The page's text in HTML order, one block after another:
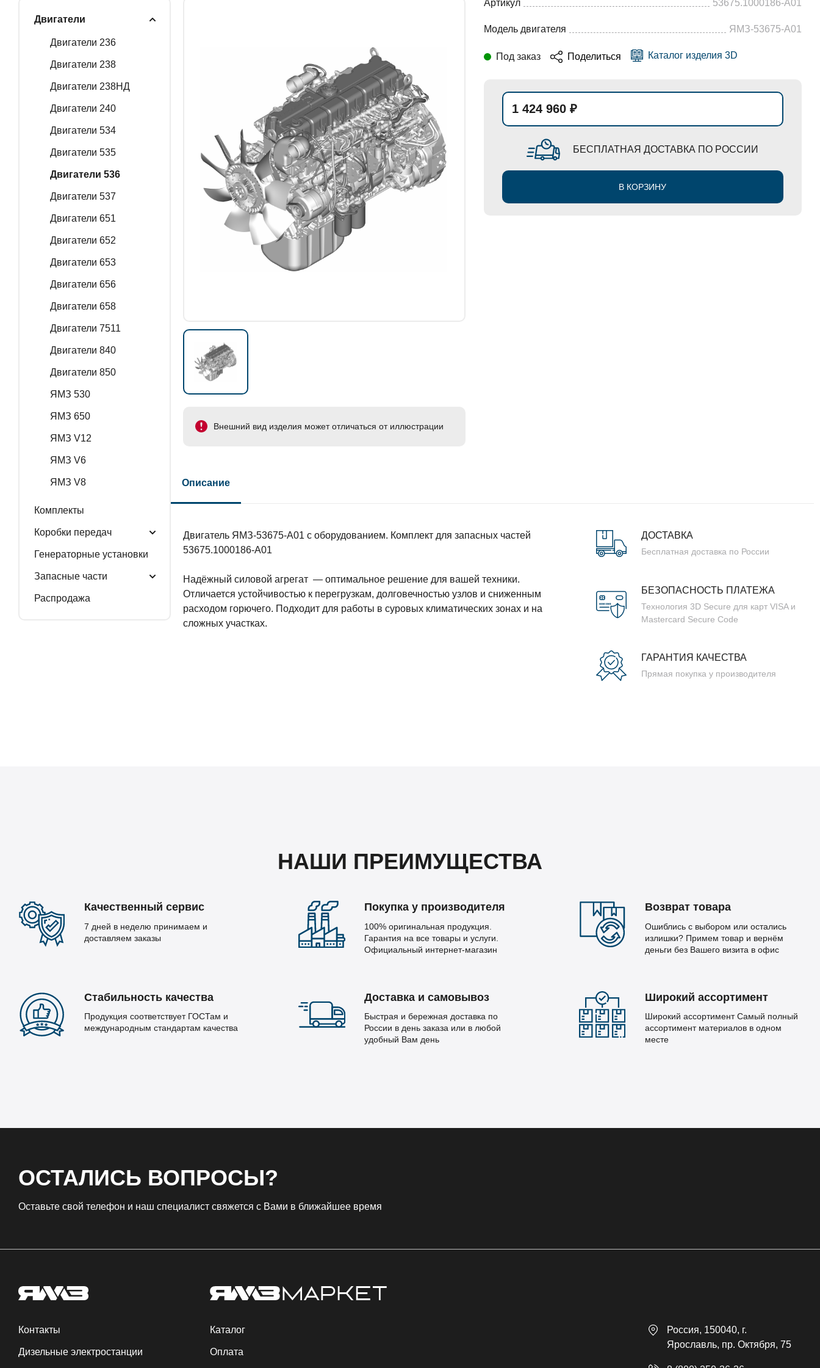
РАСПРОДАЖА
Двигатели
Двигатели 236
Двигатели 238
Двигатели 238НД
Двигатели 240
Двигатели 534
Двигатели 535
Двигатели 536
Двигатели 537
Двигатели 651
Двигатели 652
Двигатели 653
Двигатели 656
Двигатели 658
Двигатели 7511
Двигатели 840
Двигатели 850
ЯМЗ 530
ЯМЗ 650
ЯМЗ V12
ЯМЗ V6
ЯМЗ V8
Комплекты
Коробки передач
Генераторные установки
Запасные части
Распродажа
Внешний вид изделия может отличаться от иллюстрации
Артикул 53675.1000186-А01
Модель двигателя ЯМЗ-53675-А01
Под заказ Поделиться Каталог изделия 3D
1 424 960 ₽
БЕСПЛАТНАЯ ДОСТАВКА ПО РОССИИ
В КОРЗИНУ
Описание
Двигатель ЯМЗ-53675-А01 с оборудованием. Комплект для запасных частей
53675.1000186-А01
Надёжный силовой агрегат — оптимальное решение для вашей техники.
Отличается устойчивостью к перегрузкам, долговечностью узлов и сниженным
расходом горючего. Подходит для работы в суровых климатических зонах и на
сложных участках.
ДОСТАВКА
Бесплатная доставка по России
БЕЗОПАСНОСТЬ ПЛАТЕЖА
Технология 3D Secure для карт VISA и
Mastercard Secure Code
ГАРАНТИЯ КАЧЕСТВА
Прямая покупка у производителя
НАШИ ПРЕИМУЩЕСТВА
Качественный сервис
7 дней в неделю принимаем и
доставляем заказы
Покупка у производителя
100% оригинальная продукция.
Гарантия на все товары и услуги.
Официальный интернет-магазин
Возврат товара
Ошиблись с выбором или остались
излишки? Примем товар и вернём
деньги без Вашего визита в офис
Стабильность качества
Продукция соответствует ГОСТам и
международным стандартам качества
Доставка и самовывоз
Быстрая и бережная доставка по
России в день заказа или в любой
удобный Вам день
Широкий ассортимент
Широкий ассортимент Самый полный
ассортимент материалов в одном
месте
ОСТАЛИСЬ ВОПРОСЫ?
Оставьте свой телефон и наш специалист свяжется с Вами в ближайшее время
Контакты
Дизельные электростанции
Каталог
Оплата
Россия, 150040, г.
Ярославль, пр. Октября, 75